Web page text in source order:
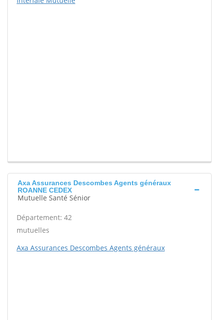
Axa Assurances Descombes Agents généraux
ROANNE CEDEX
Mutuelle Santé Sénior
Département: 42
mutuelles
Axa Assurances Descombes Agents généraux